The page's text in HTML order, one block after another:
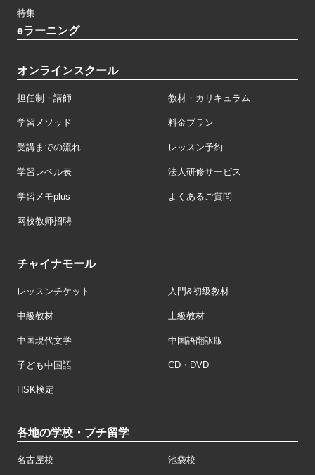
特集
eラーニング
オンラインスクール
担任制・講師 教材・カリキュラム
学習メソッド 料金プラン
受講までの流れ レッスン予約
学習レベル表 法人研修サービス
学習メモplus よくあるご質問
网校教师招聘
チャイナモール
レッスンチケット 入門&初級教材
中級教材 上級教材
中国現代文学 中国語翻訳版
子ども中国語 CD・DVD
HSK検定
各地の学校・プチ留学
名古屋校 池袋校